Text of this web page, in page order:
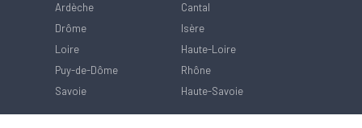
Ardèche
Cantal
Drôme
Isère
Loire
Haute-Loire
Puy-de-Dôme
Rhône
Savoie
Haute-Savoie